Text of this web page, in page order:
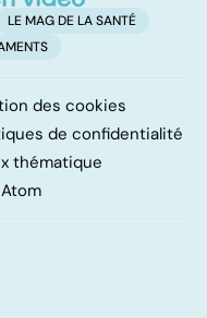
LE MAG DE LA SANTÉ
des cookies
de confidentialité
thématique